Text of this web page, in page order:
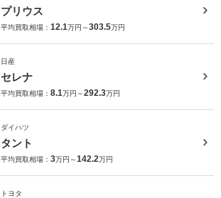
プリウス
平均買取相場： 12.1万円～303.5万円
日産
セレナ
平均買取相場： 8.1万円～292.3万円
ダイハツ
タント
平均買取相場： 3万円～142.2万円
トヨタ